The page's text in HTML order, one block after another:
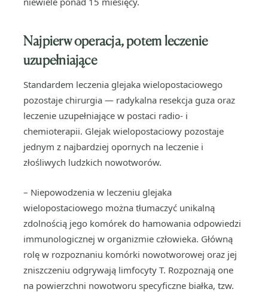
Najpierw operacja, potem leczenie
uzupełniające
Standardem leczenia glejaka wielopostaciowego
pozostaje chirurgia — radykalna resekcja guza oraz
leczenie uzupełniające w postaci radio- i
chemioterapii. Glejak wielopostaciowy pozostaje
jednym z najbardziej opornych na leczenie i
złośliwych ludzkich nowotworów.
– Niepowodzenia w leczeniu glejaka
wielopostaciowego można tłumaczyć unikalną
zdolnością jego komórek do hamowania odpowiedzi
immunologicznej w organizmie człowieka. Główną
rolę w rozpoznaniu komórki nowotworowej oraz jej
zniszczeniu odgrywają limfocyty T. Rozpoznają one
na powierzchni nowotworu specyficzne białka, tzw.